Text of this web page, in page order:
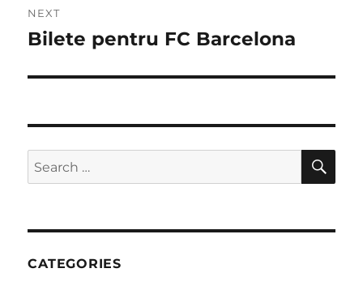
NEXT
Next
Bilete pentru FC Barcelona
Search
for:
CATEGORIES